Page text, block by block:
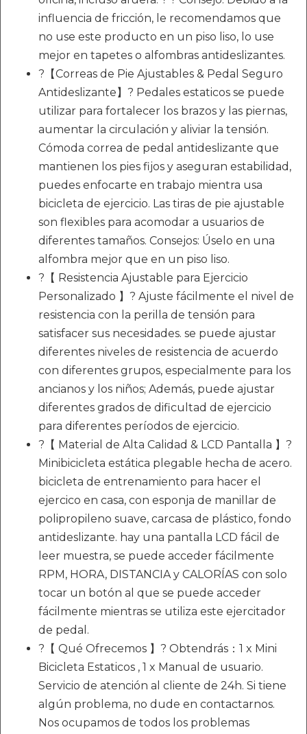
influencia de fricción, le recomendamos que
no use este producto en un piso liso, lo use
mejor en tapetes o alfombras antideslizantes.
?【Correas de Pie Ajustables & Pedal Seguro
Antideslizante】? Pedales estaticos se puede
utilizar para fortalecer los brazos y las piernas,
aumentar la circulación y aliviar la tensión.
Cómoda correa de pedal antideslizante que
mantienen los pies fijos y aseguran estabilidad,
puedes enfocarte en trabajo mientra usa
bicicleta de ejercicio. Las tiras de pie ajustable
son flexibles para acomodar a usuarios de
diferentes tamaños. Consejos: Úselo en una
alfombra mejor que en un piso liso.
?【 Resistencia Ajustable para Ejercicio
Personalizado 】? Ajuste fácilmente el nivel de
resistencia con la perilla de tensión para
satisfacer sus necesidades. se puede ajustar
diferentes niveles de resistencia de acuerdo
con diferentes grupos, especialmente para los
ancianos y los niños; Además, puede ajustar
diferentes grados de dificultad de ejercicio
para diferentes períodos de ejercicio.
?【 Material de Alta Calidad & LCD Pantalla 】?
Minibicicleta estática plegable hecha de acero.
bicicleta de entrenamiento para hacer el
ejercico en casa, con esponja de manillar de
polipropileno suave, carcasa de plástico, fondo
antideslizante. hay una pantalla LCD fácil de
leer muestra, se puede acceder fácilmente
RPM, HORA, DISTANCIA y CALORÍAS con solo
tocar un botón al que se puede acceder
fácilmente mientras se utiliza este ejercitador
de pedal.
?【 Qué Ofrecemos 】? Obtendrás：1 x Mini
Bicicleta Estaticos , 1 x Manual de usuario.
Servicio de atención al cliente de 24h. Si tiene
algún problema, no dude en contactarnos.
Nos ocupamos de todos los problemas